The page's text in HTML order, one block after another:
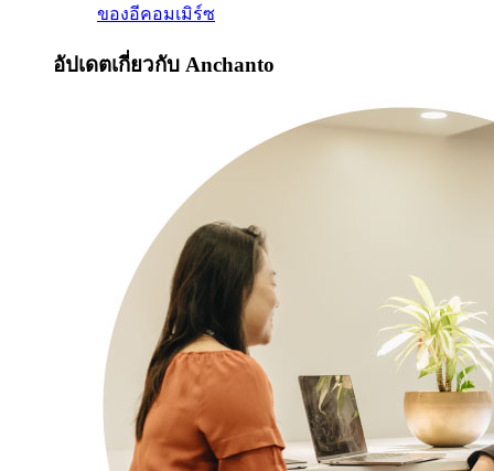
ของอีคอมเมิร์ซ
อัปเดตเกี่ยวกับ Anchanto